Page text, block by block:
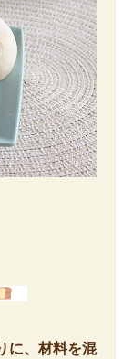
に、材料を混